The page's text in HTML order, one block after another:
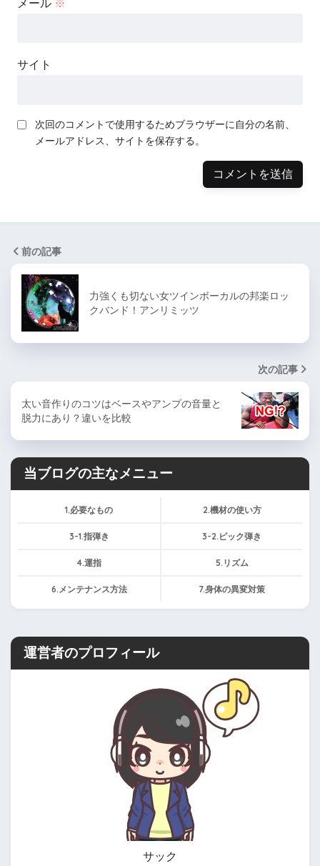
メール ※
サイト
次回のコメントで使用するためブラウザーに自分の名前、
メールアドレス、サイトを保存する。
前の記事
力強くも切ない女ツインボーカルの邦楽ロッ
クバンド！アンリミッツ
次の記事
太い音作りのコツはベースやアンプの音量と
脱力にあり？違いを比較
当ブログの主なメニュー
1.必要なもの 2.機材の使い方
3-1.指弾き 3-2.ピック弾き
4.運指 5.リズム
6.メンテナンス方法 7.身体の異変対策
運営者のプロフィール
サック